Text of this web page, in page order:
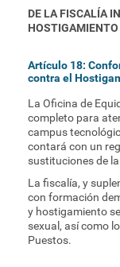
DE LA FISCALÍA
Artículo 18:
contra el
La Oficina de
completo para
campus
contará con un
sustituciones de
La fiscalía, y
con formación
y hostigamiento
sexual, así como
Puestos.